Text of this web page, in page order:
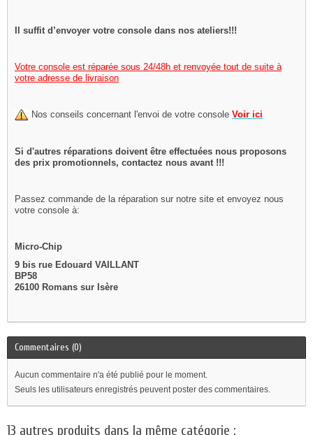
Il suffit d’envoyer votre console dans nos ateliers!!!
Votre console est réparée sous 24/48h et renvoyée tout de suite à
votre adresse de livraison
Nos conseils concernant l'envoi de votre console Voir ici
Si d'autres réparations doivent être effectuées nous proposons
des prix promotionnels, contactez nous avant !!!
Passez commande de la réparation sur notre site et envoyez nous
votre console à:
Micro-Chip
9 bis rue Edouard VAILLANT
BP58
26100 Romans sur Isère
Commentaires (0)
Aucun commentaire n'a été publié pour le moment.
Seuls les utilisateurs enregistrés peuvent poster des commentaires.
13 autres produits dans la même catégorie :